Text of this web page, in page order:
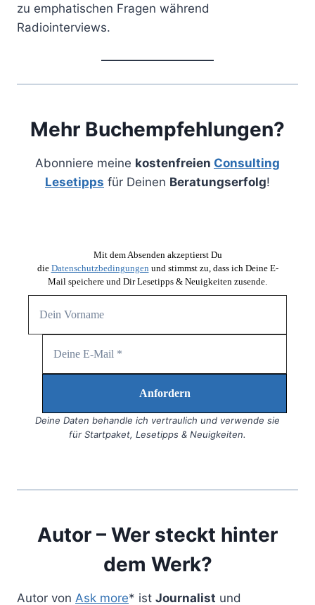
zu emphatischen Fragen während
Radiointerviews.
Mehr Buchempfehlungen?
Abonniere meine kostenfreien Consulting
Lesetipps für Deinen Beratungserfolg!
Mit dem Absenden akzeptierst Du
die Datenschutzbedingungen und stimmst zu, dass ich Deine E-
Mail speichere und Dir Lesetipps & Neuigkeiten zusende.
Deine Daten behandle ich vertraulich und verwende sie
für Startpaket, Lesetipps & Neuigkeiten.
Autor – Wer steckt hinter
dem Werk?
Autor von Ask more* ist Journalist und